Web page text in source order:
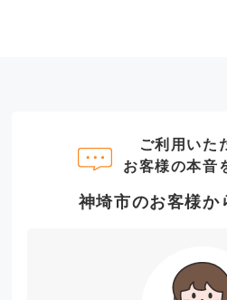
ご利用いた
お客様の本音
神埼市のお客様か